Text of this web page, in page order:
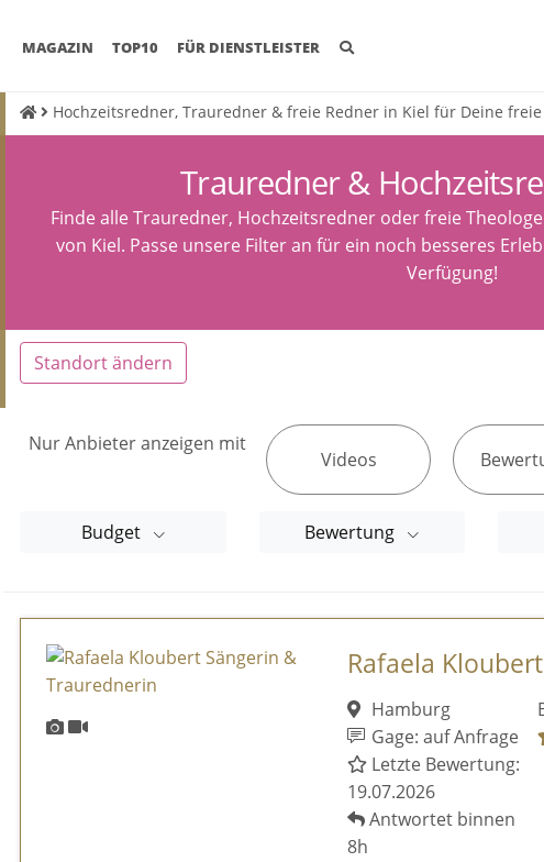
MAGAZIN (CURRENT)
TOP10 FÜR DIENSTLEISTER
Hochzeitsredner, Trauredner & freie Redner in Kiel für Deine
Trauredner &
Finde alle Trauredner, Hochzeitsredner oder freie
von Kiel. Passe unsere Filter an für ein noch besseres
Verfügung!
Standort ändern
Nur Anbieter anzeigen mit
Videos
Budget Bewertung
Rafaela
Hamburg
Gage: auf Anfrage
Letzte Bewertung:
19.07.2026
Antwortet binnen
8h